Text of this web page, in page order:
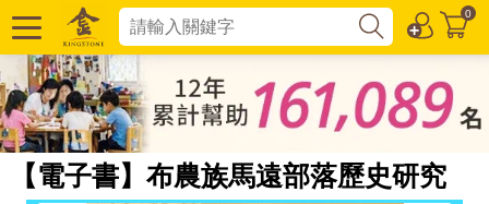
0
【電子書】布農族馬遠部落歷史研究